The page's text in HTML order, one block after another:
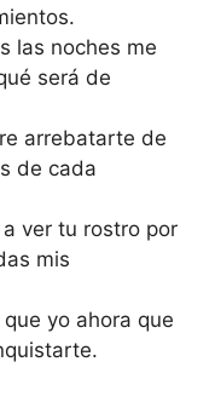
las noches me
será de
arrebatarte de
de cada
ver tu rostro por
mis
yo ahora que